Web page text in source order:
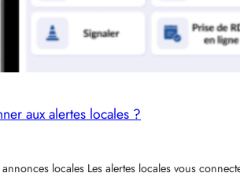
aux alertes locales ?
locales Les alertes locales vous